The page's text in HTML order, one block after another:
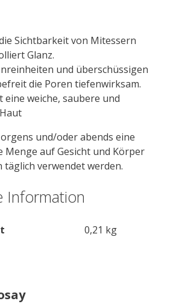
Sichtbarkeit von Mitessern
Glanz.
und überschüssigen
die Poren tiefenwirksam.
eine weiche, saubere und
und/oder abends eine
Menge auf Gesicht und Körper
täglich verwendet werden.
Information
0,21 kg